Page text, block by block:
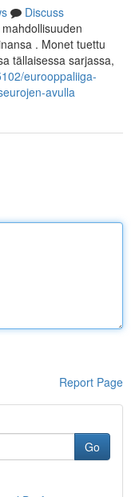
Discuss
. Monet tuettu
tällaisessa sarjassa,
eurooppaliiga-
avulla
Report Page
Go